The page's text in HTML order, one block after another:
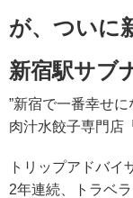
が、ついに
新宿駅サブ
”新宿で一番幸せ
肉汁水餃子専門店
トリップアドバイ
2年連続、トラベ